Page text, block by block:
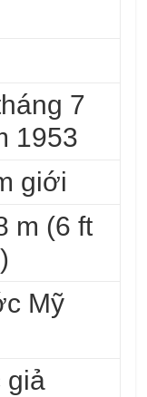
7
1953
giới
m (6 ft
Mỹ
giả